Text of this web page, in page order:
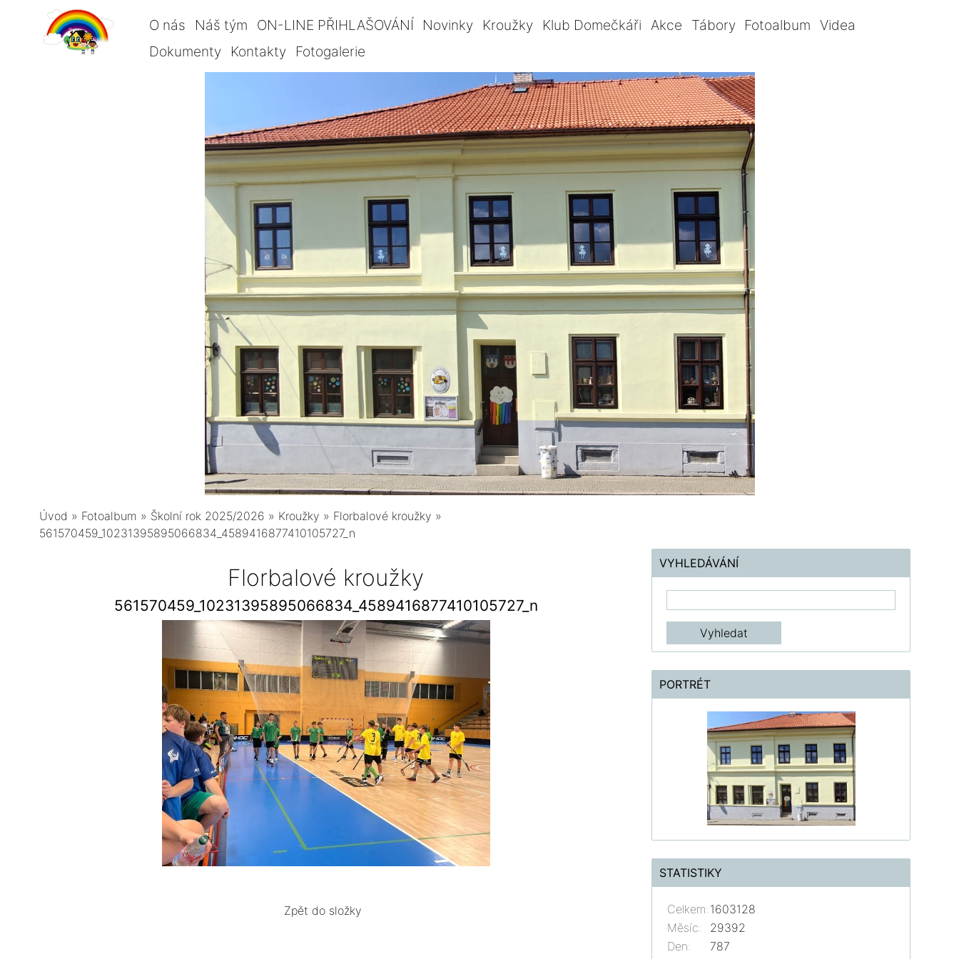
O nás Náš tým ON-LINE PŘIHLAŠOVÁNÍ Novinky Kroužky Klub Domečkáři Akce Tábory Fotoalbum Videa
Dokumenty
Kontakty Fotogalerie
Úvod » Fotoalbum » Školní rok 2025/2026 » Kroužky » Florbalové kroužky »
561570459_10231395895066834_4589416877410105727_n
Florbalové kroužky
561570459_10231395895066834_4589416877410105727_n
Zpět do složky
VYHLEDÁVÁNÍ
PORTRÉT
STATISTIKY
Celkem: 1603128
Měsíc:
29392
Den:
787